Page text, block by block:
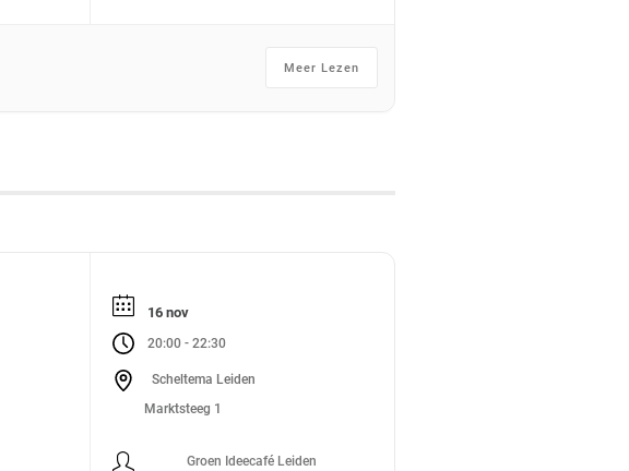
Meer Lezen
16 nov
20:00 - 22:30
Scheltema Leiden
Marktsteeg 1
Groen Ideecafé Leiden